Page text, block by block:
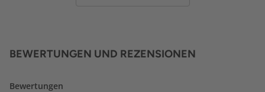
BEWERTUNGEN UND REZENSIONEN
Bewertungen